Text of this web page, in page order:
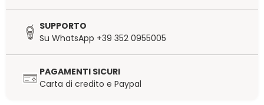
SUPPORTO
Su WhatsApp +39 352 0955005
PAGAMENTI SICURI
Carta di credito e Paypal